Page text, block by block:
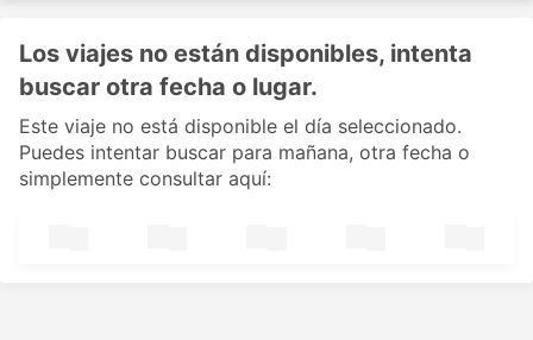
Los viajes no están disponibles, intenta
buscar otra fecha o lugar.
Este viaje no está disponible el día seleccionado.
Puedes intentar buscar para mañana, otra fecha o
simplemente consultar aquí: